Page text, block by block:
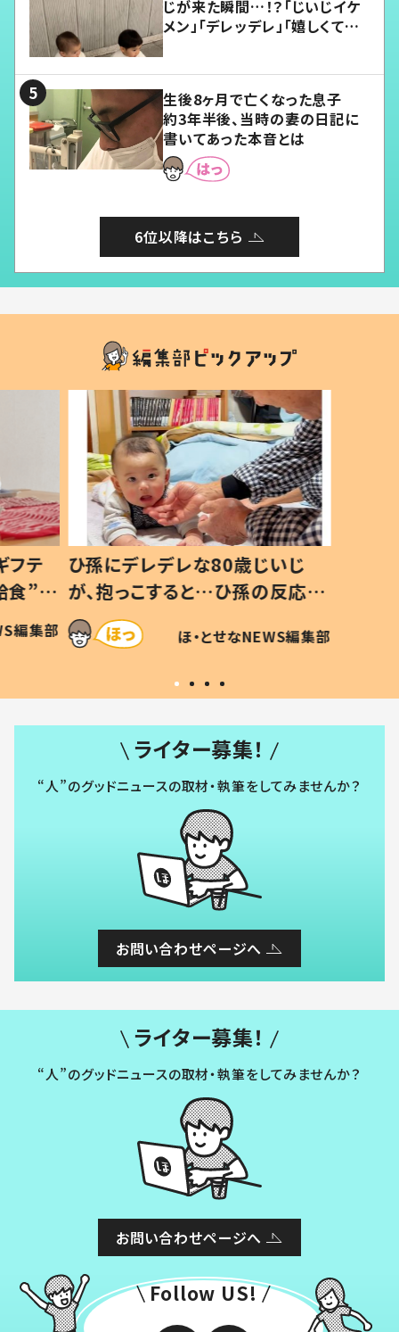
じが来た瞬間…！？「じいじイケ
メン」「デレッデレ」「嬉しくて可
生後8ヶ月で亡くなった息子
約3年半後、当時の妻の日記に
書いてあった本音とは
6位以降はこちら
じ
応に
仕方な
編集部
生後8ヶ月で亡くなった息子 約
3年半後、当時の妻の日記に書い
てあった本音とは
ほ・とせなNEWS編集部
ライター募集！
“人”のグッドニュースの取材・執筆をしてみませんか？
お問い合わせページへ
ライター募集！
“人”のグッドニュースの取材・執筆をしてみませんか？
お問い合わせページへ
Follow US!